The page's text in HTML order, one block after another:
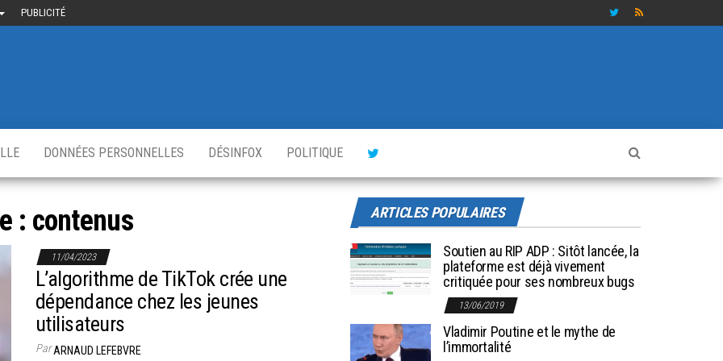
PUBLICITÉ
DONNÉES PERSONNELLES DÉSINFOX POLITIQUE
: contenus
11/04/2023
L’algorithme de TikTok crée une
dépendance chez les jeunes
utilisateurs
ParARNAUD LEFEBVRE
ARTICLES POPULAIRES
Soutien au RIP ADP : Sitôt lancée, la
plateforme est déjà vivement
critiquée pour ses nombreux bugs
13/06/2019
Vladimir Poutine et le mythe de
l’immortalité